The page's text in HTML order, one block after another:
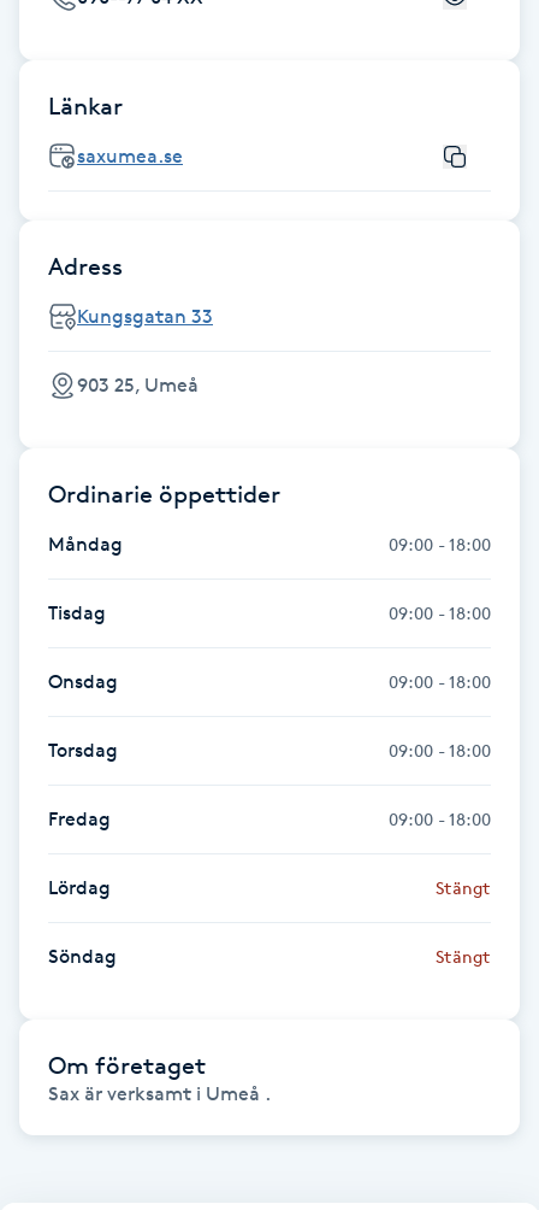
Gua Sha-massage
Hatha Yoga
Headspa
Herrklippning
Hollywood Peel
Hot Stone Massage
Hot yoga
Hudföryngring
Huduppstramning
Hudvård
Hyaluronsyra
Hyperhidros
Hypnos
Hårborttagning
Länkar
saxumea.se
Adress
Kungsgatan 33
903 25, Umeå
Ordinarie öppettider
Måndag 09:00 - 18:00
Tisdag 09:00 - 18:00
Onsdag 09:00 - 18:00
Torsdag 09:00 - 18:00
Fredag 09:00 - 18:00
Lördag Stängt
Söndag Stängt
Om företaget
Sax är verksamt i Umeå .